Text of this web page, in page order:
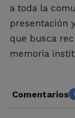
a toda la
presentación
que busca
memoria
Comentarios